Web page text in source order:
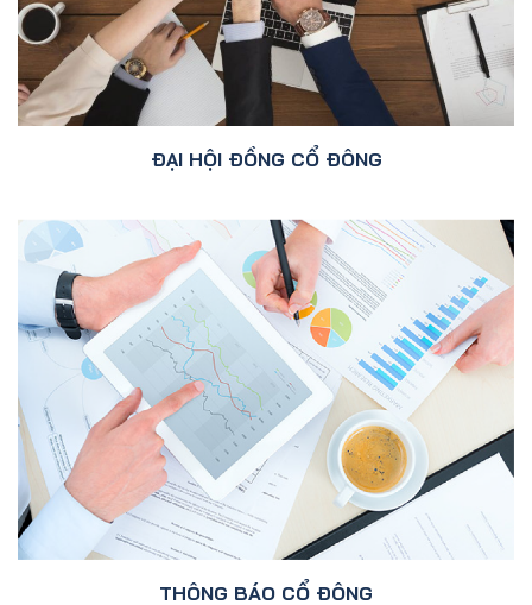
ĐẠI HỘI ĐỒNG CỔ ĐÔNG
THÔNG BÁO CỔ ĐÔNG